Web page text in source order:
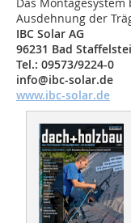
Das
Ausdehnung der
IBC Solar AG
96231 Bad
Tel.: 09573/9224-0
info@ibc-solar.de
www.ibc-solar.de